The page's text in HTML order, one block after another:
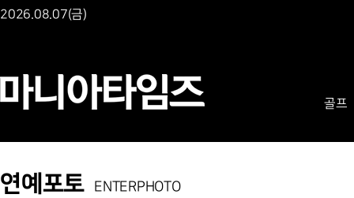
2026.08.07(금)
골프
연예포토 ENTERPHOTO